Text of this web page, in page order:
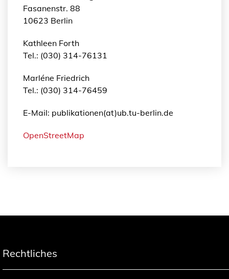
Fasanenstr. 88
10623 Berlin
Kathleen Forth
Tel.: (030) 314-76131
Marléne Friedrich
Tel.: (030) 314-76459
E-Mail: publikationen(at)ub.tu-berlin.de
OpenStreetMap
Rechtliches